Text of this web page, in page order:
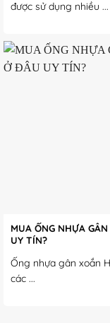
được sử dụng nhiều ...
MUA ỐNG NHỰA
UY TÍN?
Ống nhựa gân xoắn
các ...